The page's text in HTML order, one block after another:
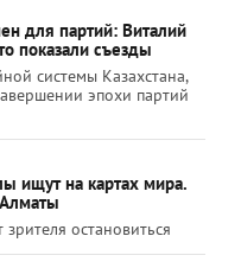
для партий: Виталий
показали съезды
системы Казахстана,
эпохи партий
ищут на картах мира.
остановиться